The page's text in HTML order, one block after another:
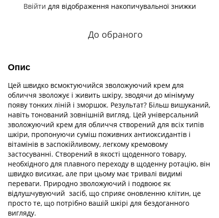
Ввійти для відображення накопичувальної знижки
До обраного
Опис
Цей швидко всмоктуючийся зволожуючий крем для
обличчя зволожує і живить шкіру, зводячи до мінімуму
появу тонких ліній і зморшок. Результат? Більш вишуканий,
навіть тонований зовнішній вигляд. Цей універсальний
зволожуючий крем для обличчя створений для всіх типів
шкіри, пропонуючи суміш поживних антиоксидантів і
вітамінів в заспокійливому, легкому кремовому
застосуванні. Створений в якості щоденного товару,
необхідного для плавного переходу в щоденну ротацію, він
швидко висихає, але при цьому має тривалі видимі
переваги. Природно зволожуючий і подвоює як
відлушчувуючий засіб, що сприяє оновленню клітин, це
просто те, що потрібно вашій шкірі для бездоганного
вигляду.